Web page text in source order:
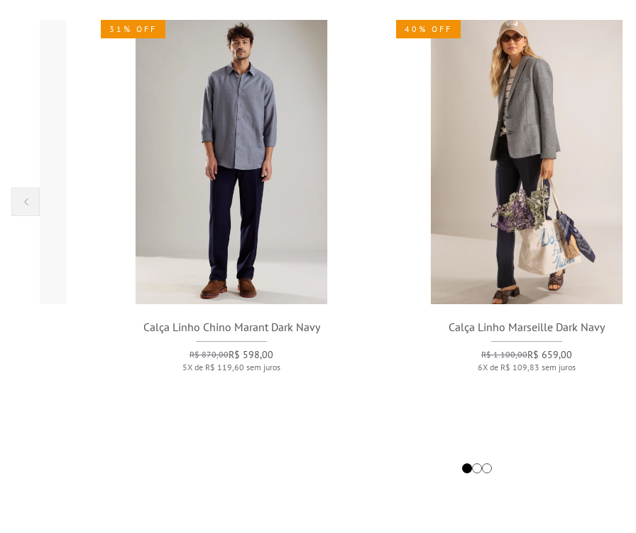
Calça Linho Chino Marant Dark Navy
R$ 598,00
5X de R$ 119,60 sem juros
Calça Linho Marseille Dark Navy
R$ 659,00
6X de R$ 109,83 sem juros